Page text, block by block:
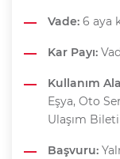
Vade: 6 aya
Kar Payı:
Kullanım
Eşya, Oto
Ulaşım Bileti
Başvuru: